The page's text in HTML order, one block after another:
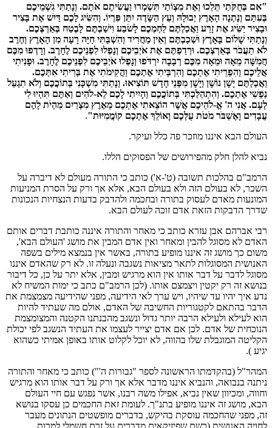
"אִם בְּחֻקֹּתַי תֵּלֵכוּ וְאֶת מִצְוֹתַי תִּשְׁמְרוּ וַעֲשִׂיתֶם אֹתָם. וְנָתַתִּי גִשְׁמֵיכֶם
בְּעִתָּם וְנָתְנָה הָאָרֶץ יְבוּלָהּ וְעֵץ הַשָּׂדֶה יִתֵּן פִּרְיוֹ. וְהִשִּׂיג לָכֶם דַּיִשׁ אֶת בָּצִיר
וּבָצִיר יַשִּׂיג אֶת זָרַע וַאֲכַלְתֶּם לַחְמְכֶם לָשׂבַע וִישַׁבְתֶּם לָבֶטַח בְּאַרְצְכֶם.
וְנָתַתִּי שָׁלוֹם בָּאָרֶץ וּשְׁכַבְתֶּם וְאֵין מַחֲרִיד וְהִשְׁבַּתִּי חַיָּה רָעָה מִן הָאָרֶץ וְחֶרֶב
לֹא תַעֲבֹר בְּאַרְצְכֶם. וּרְדַפְתֶּם אֶת אֹיְבֵיכֶם וְנָפְלוּ לִפְנֵיכֶם לֶחָרֶב. וְרָדְפוּ מִכֶּם
חֲמִשָּׁה מֵאָה וּמֵאָה מִכֶּם רְבָבָה יִרְדֹּפוּ וְנָפְלוּ אֹיְבֵיכֶם לִפְנֵיכֶם לֶחָרֶב. וּפָנִיתִי
אֲלֵיכֶם וְהִפְרֵיתִי אֶתְכֶם וְהִרְבֵּיתִי אֶתְכֶם וַהֲקִימֹתִי אֶת בְּרִיתִי אִתְּכֶם.
וַאֲכַלְתֶּם יָשָׁן נוֹשָׁן וְיָשָׁן מִפְּנֵי חָדָשׁ תּוֹצִיאוּ. וְנָתַתִּי מִשְׁכָּנִי בְּתוֹכֲכֶם וְלֹא תִגְעַל
נַפְשִׁי אֶתְכֶם. וְהִתְהַלַּכְתִּי בְּתוֹכֲכֶם וְהָיִיתִי לָכֶם לֵא-לֹהִים וְאַתֶּם תִּהְיוּ לִי
לְעָם. אֲנִי ה' אֱ-לֹהֵיכֶם אֲשֶׁר הוֹצֵאתִי אֶתְכֶם מֵאֶרֶץ מִצְרַיִם מִהְיֹת לָהֶם
עֲבָדִים וָאֶשְׁבֹּר מֹטֹת עֻלְּכֶם וָאוֹלֵךְ אֶתְכֶם קוֹמֲמִיּוּת".
העולם הבא איננו מוזכר פה כלל ועיקר.
נביא להלן חלק מהפירושים של הפסוקים הללו.
הרמב"ם בהלכות תשובה (ט'-א') כותב כי התורה מעולם לא דיברה על
השכר, לא בעולם הזה ולא בעולם הבא, אלא אך ורק על הסרת המניעות
המונעות מאדם לעסוק בתורה ובחכמה ולהדבק בדעות הנצחיות הנכונות
שדרך הדבקות הזאת אדם זוכה לעולם הבא.
רבי אברהם אבן עזרא כותב כי מאחר והתורה איננה כותבת דברים אותם
האדם לא מסוגל להבין ומאחר ואין אדם המבין את מושג 'העולם הבא',
משום כך מושג זה איננו מופיע בתורה, באשר אין בנמצא מילים בשפה
האנושית המסוגלות לתאר מציאות נשגבה ונעלה זו. לא רק שהאדם איננו
מסוגל לדבר על דבר אותו אין הוא מרגיש ומבין, אלא יתר על כן, כל דיבור
בנושא זה רק יקטין ויצמצם אותו. (לכן הרמב"ם כתב כי ימות המשיח לא
נדע איך יהיו עד שיהיו, ויש ערך לאי הידיעה, מפני שהידיעה מצמצמת את
הדבר בהתאם לקטגוריות החשיבה של האדם, אולם מה שעתיד להיות
הוא לעילא ולעילא הרבה יותר גדול ונשגב מהבנתנו הקטנה והמצומצמת
הנוכחית של אדם. לכן אם אדם יצייר לעצמו את העתיד הנשגב לפי יכולת
הקליטה המוגבלת שלו בהווה, לא יוכל לקלוט אותו באופן אמיתי כשהוא
יגיע ).
המהר"ל (בהקדמתו הראשונה לספר "גבורות ה'") כותב כי מאחר והתורה
ניתנה בנבואה, והנביא איננו מדבר אלא אך ורק על דבר אותו הוא מרגיש
וחווה, ומכיוון שאין נביא, אפילו משה רבנו, אשר נפגש עם חיי העולם
הבא, מושג זה איננו מופיע בתנ"ך. לעומת זאת החכמים כן עסקו בנושא
זה, מפני שהחכמה עוסקת בהיקש, בדברים מופשטים הנתונים מעבר
לחויה האנושית (כשם שפיזיקאים מדברים על זרם חשמלי למרות